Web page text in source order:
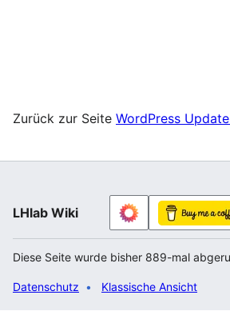
Zurück zur Seite WordPress
LHlab Wiki
Diese Seite wurde bisher 889-mal
Datenschutz Klassische Ansicht